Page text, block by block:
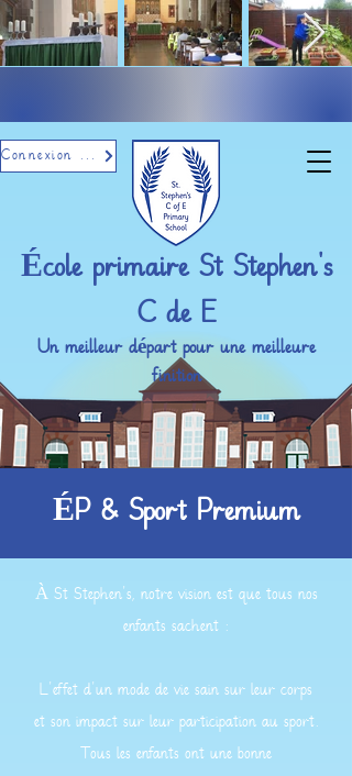
Un meilleur départ pour une meilleure
finition
Connexion par e-mail
École primaire St Stephen's
C de E
ÉP & Sport Premium
À St Stephen's, notre vision est que tous nos
enfants sachent :
L'effet d'un mode de vie sain sur leur corps
et son impact sur leur participation au sport.
Tous les enfants ont une bonne